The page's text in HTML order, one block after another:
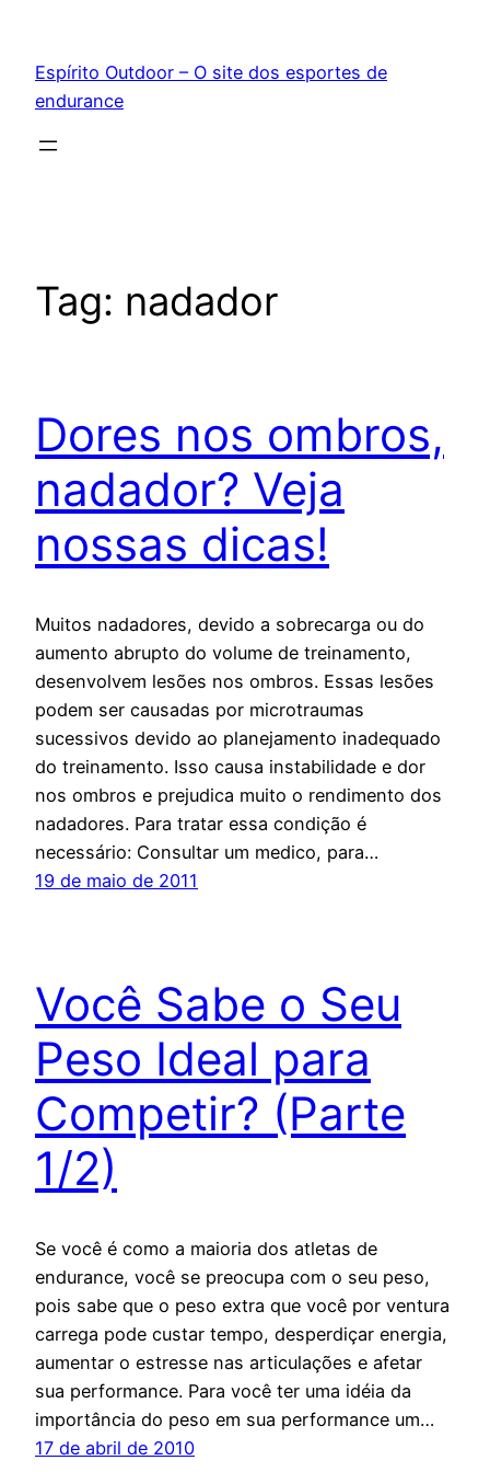
conteúdo
Espírito Outdoor – O site dos esportes de
endurance
Tag: nadador
Dores nos ombros,
nadador? Veja
nossas dicas!
Muitos nadadores, devido a sobrecarga ou do
aumento abrupto do volume de treinamento,
desenvolvem lesões nos ombros. Essas lesões
podem ser causadas por microtraumas
sucessivos devido ao planejamento inadequado
do treinamento. Isso causa instabilidade e dor
nos ombros e prejudica muito o rendimento dos
nadadores. Para tratar essa condição é
necessário: Consultar um medico, para…
19 de maio de 2011
Você Sabe o Seu
Peso Ideal para
Competir? (Parte
1/2)
Se você é como a maioria dos atletas de
endurance, você se preocupa com o seu peso,
pois sabe que o peso extra que você por ventura
carrega pode custar tempo, desperdiçar energia,
aumentar o estresse nas articulações e afetar
sua performance. Para você ter uma idéia da
importância do peso em sua performance um…
17 de abril de 2010